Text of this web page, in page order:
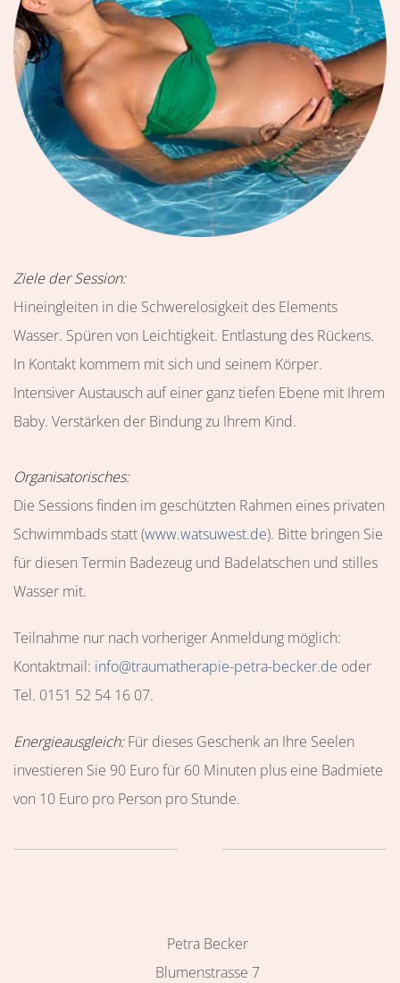
Ziele der Session:
Hineingleiten in die Schwerelosigkeit des Elements
Wasser. Spüren von Leichtigkeit. Entlastung des Rückens.
In Kontakt kommem mit sich und seinem Körper.
Intensiver Austausch auf einer ganz tiefen Ebene mit Ihrem
Baby. Verstärken der Bindung zu Ihrem Kind.
Organisatorisches:
Die Sessions finden im geschützten Rahmen eines privaten
Schwimmbads statt (www.watsuwest.de). Bitte bringen Sie
für diesen Termin Badezeug und Badelatschen und stilles
Wasser mit.
Teilnahme nur nach vorheriger Anmeldung möglich:
Kontaktmail: info@traumatherapie-petra-becker.de oder
Tel. 0151 52 54 16 07.
Energieausgleich:Für dieses Geschenk an Ihre Seelen
investieren Sie 90 Euro für 60 Minuten plus eine Badmiete
von 10 Euro pro Person pro Stunde.
Petra Becker
Blumenstrasse 7